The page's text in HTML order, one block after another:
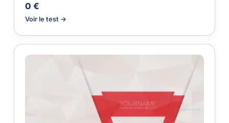
0 €
Voir le test →